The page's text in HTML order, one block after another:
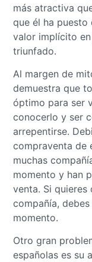
más atractiva
que él ha puesto
valor implícito
triunfado.
Al margen de
demuestra que
óptimo para ser
conocerlo y ser
arrepentirse.
compraventa de
muchas
momento y han
venta. Si
compañía,
momento.
Otro gran
españolas es su